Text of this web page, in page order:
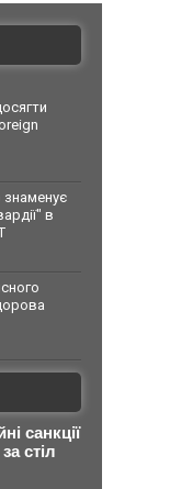
знаменує
в
санкції
стіл